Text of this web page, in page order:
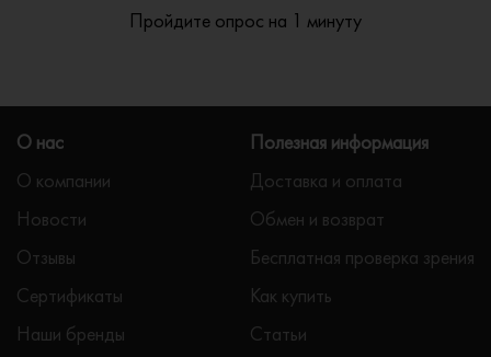
Пройдите опрос на 1 минуту
О нас
О компании
Новости
Отзывы
Сертификаты
Наши бренды
Полезная информация
Доставка и оплата
Обмен и возврат
Бесплатная проверка зрения
Как купить
Статьи